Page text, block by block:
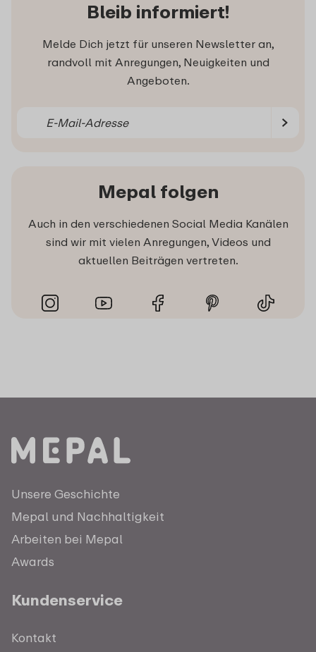
Bleib informiert!
Melde Dich jetzt für unseren Newsletter an,
randvoll mit Anregungen, Neuigkeiten und
Angeboten.
Mepal folgen
Auch in den verschiedenen Social Media Kanälen
sind wir mit vielen Anregungen, Videos und
aktuellen Beiträgen vertreten.
Unsere Geschichte
Mepal und Nachhaltigkeit
Arbeiten bei Mepal
Awards
Kundenservice
Kontakt